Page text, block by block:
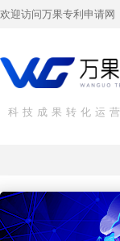
欢迎访问万果专利申请网
科技成果转化运